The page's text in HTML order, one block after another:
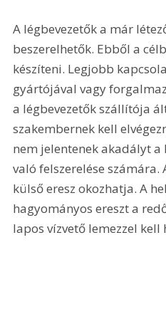
A légbevezetők a már
beszerelhetők. Ebből a
készíteni. Legjobb
gyártójával vagy
a légbevezetők szállítója
szakembernek kell
nem jelentenek akadályt a
való felszerelése
külső eresz okozhatja. A
hagyományos ereszt a
lapos vízvető lemezzel kell